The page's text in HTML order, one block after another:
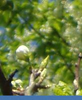
Olustvere PK(9)
Olustvere PK 1(8)
Oru LA Mesimumm(1)
Osula PK 3(21)
Osula PK 4(23)
Otepää G(9)
Paide G(9)
Paide ÜhisG(2)
Paikuse PK(11)
Paistu PK(7)
Parksepa Keskkool 2(2)
Pärnu Koidula G(8)
Pärnu Koidula G 1(16)